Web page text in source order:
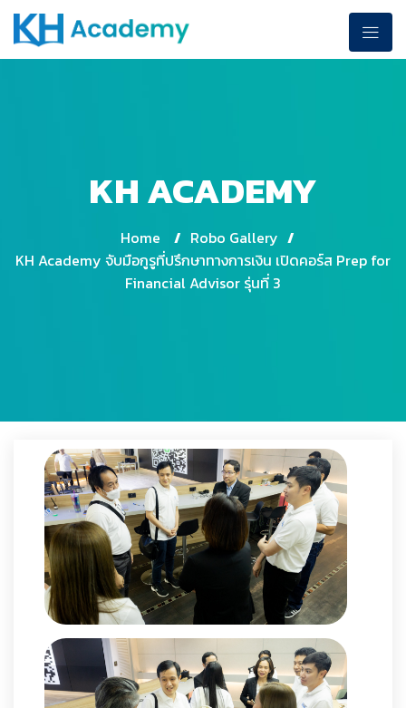
KH ACADEMY
Home / Robo Gallery /
KH Academy จับมือกูรูที่ปรึกษาทางการเงิน เปิดคอร์ส Prep for
Financial Advisor รุ่นที่ 3